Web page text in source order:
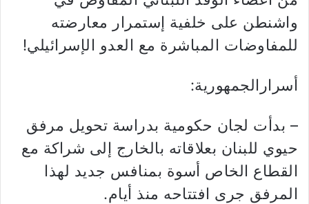
واشنطن على خلفية إستمرار معارضته
للمفاوضات المباشرة مع العدو الإسرائيلي!
أسرارالجمهورية:
– بدأت لجان حكومية بدراسة تحويل مرفق
حيوي للبنان بعلاقاته بالخارج إلى شراكة مع
القطاع الخاص أسوة بمنافس جديد لهذا
المرفق جرى افتتاحه منذ أيام.